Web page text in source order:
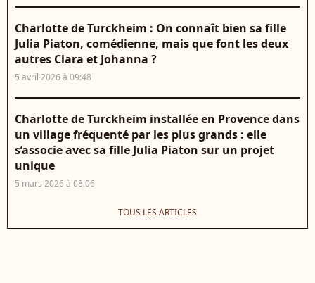
Charlotte de Turckheim : On connaît bien sa fille
Julia Piaton, comédienne, mais que font les deux
autres Clara et Johanna ?
5 avril 2026 à 09:48
Charlotte de Turckheim installée en Provence dans
un village fréquenté par les plus grands : elle
s’associe avec sa fille Julia Piaton sur un projet
unique
5 mars 2026 à 08:06
TOUS LES ARTICLES